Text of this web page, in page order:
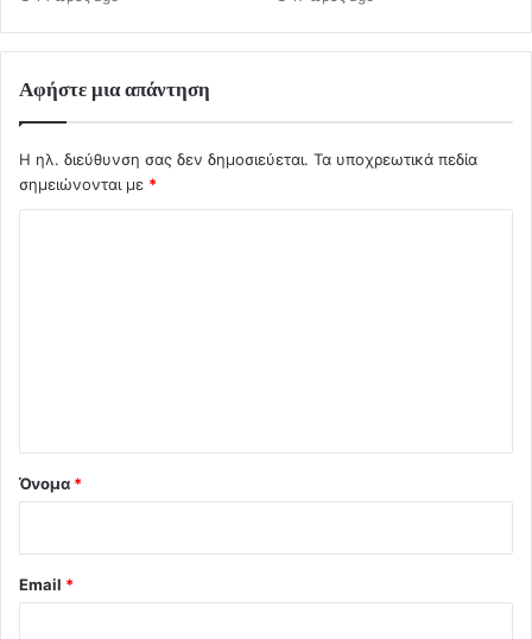
Αφήστε μια απάντηση
Η ηλ. διεύθυνση σας δεν δημοσιεύεται. Τα υποχρεωτικά πεδία
σημειώνονται με *
Όνομα *
Email *